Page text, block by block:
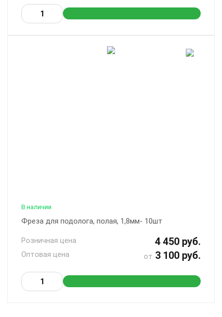
В наличии
Фреза для подолога, полая, 1,8мм- 10шт
Розничная цена 4 450 руб.
Оптовая цена от 3 100 руб.